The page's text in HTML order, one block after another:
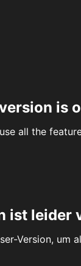
is
all the
ist leider
Version, um